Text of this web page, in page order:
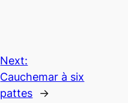
Next:
Cauchemar à six
pattes
→